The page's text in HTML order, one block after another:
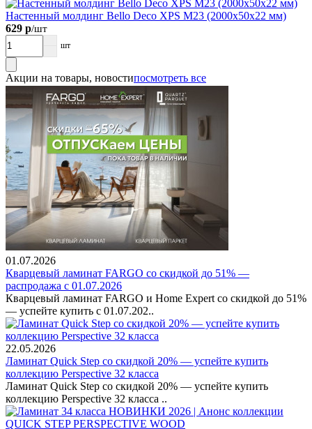
Настенный молдинг Bellо Deco XPS М23 (2000х50х22 мм)
629 р/шт
шт
Акции на товары, новостипосмотреть все
01.07.2026
Кварцевый ламинат FARGO со скидкой до 51% —
распродажа с 01.07.2026
Кварцевый ламинат FARGO и Home Expert со скидкой до 51%
— успейте купить с 01.07.202..
22.05.2026
Ламинат Quick Step со скидкой 20% — успейте купить
коллекцию Perspective 32 класса
Ламинат Quick Step со скидкой 20% — успейте купить
коллекцию Perspective 32 класса ..